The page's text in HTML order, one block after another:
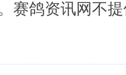
赛鸽资讯网不